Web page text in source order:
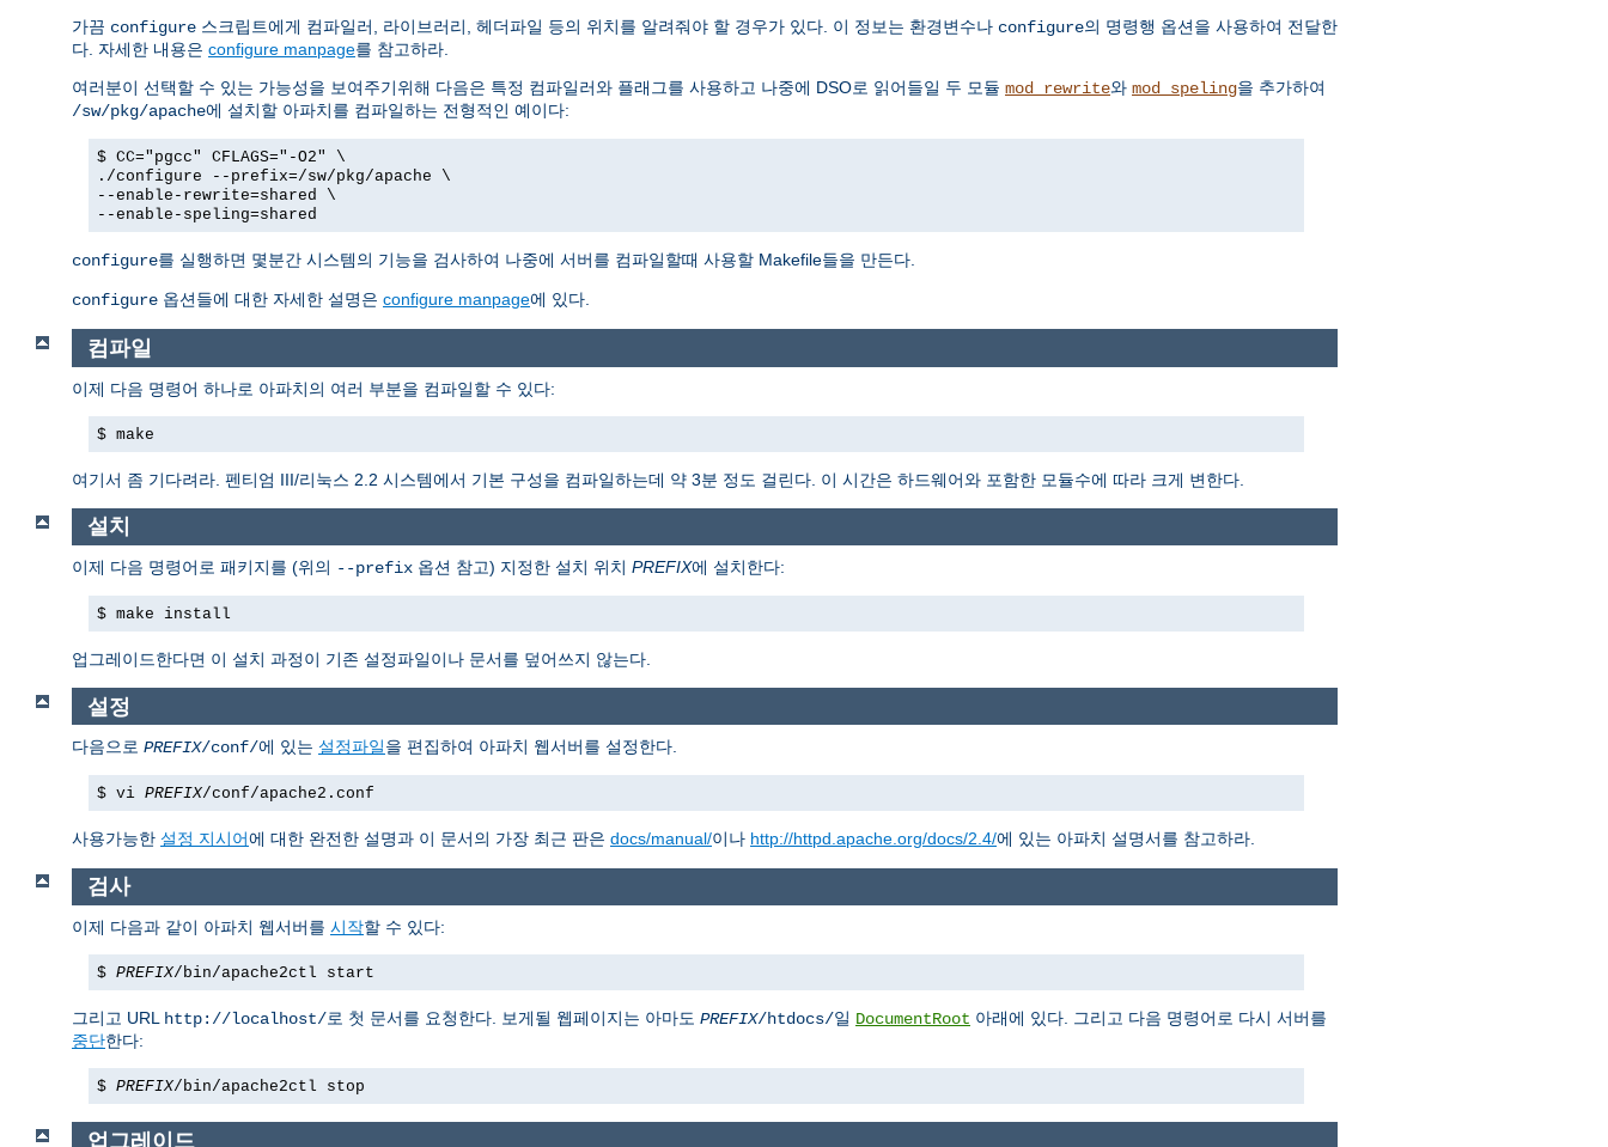
가끔 configure 스크립트에게 컴파일러, 라이브러리, 헤더파일 등의 위치를 알려줘야 할 경우가 있다. 이 정보는 환경변수나 configure의 명령행 옵션을 사용하여 전달한
다. 자세한 내용은 configure manpage를 참고하라.
여러분이 선택할 수 있는 가능성을 보여주기위해 다음은 특정 컴파일러와 플래그를 사용하고 나중에 DSO로 읽어들일 두 모듈 mod_rewrite와 mod_speling을 추가하여
/sw/pkg/apache에 설치할 아파치를 컴파일하는 전형적인 예이다:
$ CC="pgcc" CFLAGS="-O2" \
./configure --prefix=/sw/pkg/apache \
--enable-rewrite=shared \
--enable-speling=shared
configure를 실행하면 몇분간 시스템의 기능을 검사하여 나중에 서버를 컴파일할때 사용할 Makefile들을 만든다.
configure 옵션들에 대한 자세한 설명은 configure manpage에 있다.
컴파일
이제 다음 명령어 하나로 아파치의 여러 부분을 컴파일할 수 있다:
$ make
여기서 좀 기다려라. 펜티엄 III/리눅스 2.2 시스템에서 기본 구성을 컴파일하는데 약 3분 정도 걸린다. 이 시간은 하드웨어와 포함한 모듈수에 따라 크게 변한다.
설치
이제 다음 명령어로 패키지를 (위의 --prefix 옵션 참고) 지정한 설치 위치 PREFIX에 설치한다:
$ make install
업그레이드한다면 이 설치 과정이 기존 설정파일이나 문서를 덮어쓰지 않는다.
설정
다음으로 PREFIX/conf/에 있는 설정파일을 편집하여 아파치 웹서버를 설정한다.
$ vi PREFIX/conf/apache2.conf
사용가능한 설정 지시어에 대한 완전한 설명과 이 문서의 가장 최근 판은 docs/manual/이나 http://httpd.apache.org/docs/2.4/에 있는 아파치 설명서를 참고하라.
검사
이제 다음과 같이 아파치 웹서버를 시작할 수 있다:
$ PREFIX/bin/apache2ctl start
그리고 URL http://localhost/로 첫 문서를 요청한다. 보게될 웹페이지는 아마도 PREFIX/htdocs/일 DocumentRoot 아래에 있다. 그리고 다음 명령어로 다시 서버를
중단한다:
$ PREFIX/bin/apache2ctl stop
업그레이드